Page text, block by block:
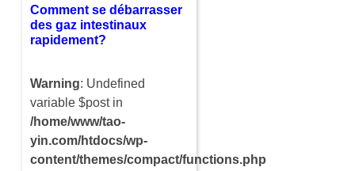
Comment se débarrasser
des gaz intestinaux
rapidement?
Warning: Undefined
variable $post in
/home/www/tao-
yin.com/htdocs/wp-
content/themes/compact/functions.php